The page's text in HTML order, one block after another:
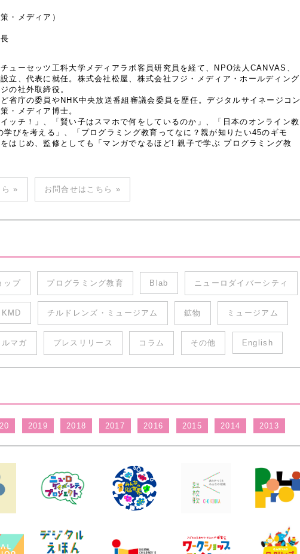
・メディア）
ューセッツ工科大学メディアラボ客員研究員を経て、NPO法人CANVAS、
立、代表に就任。株式会社松屋、株式会社フジ・メディア・ホールディング
の社外取締役。
省庁の委員やNHK中央放送番組審議会委員を歴任。デジタルサイネージコン
・メディア博士。
ッチ！」、「賢い子はスマホで何をしているのか」、「日本のオンライン教
びを考える」、「プログラミング教育ってなに？親が知りたい45のギモ
はじめ、監修としても「マンガでなるほど! 親子で学ぶ プログラミング教
ら » お問合せはこちら »
ップ プログラミング教育 Blab ニューロダイバーシティ
KMD チルドレンズ・ミュージアム 鉱物 ミュージアム
ルマガ プレスリリース コラム その他 English
2019 2018 2017 2016 2015 2014 2013